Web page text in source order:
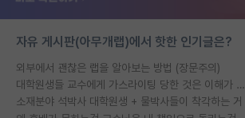
자유 게시판(아무개랩)에서 핫한 인기글은?
외부에서 괜찮은 랩을 알아보는 방법 (장문주의)
대학원생들 교수에게 가스라이팅 당한 것은 이해가 갑니다. 안타깝네요.
소재분야 석박사 대학원생 + 물박사들이 착각하는 거